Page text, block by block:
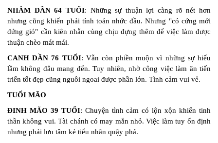
NHÂM DẦN 64 TUỔI: Những sự thuận lợi càng rõ nét hơn
nhưng cũng khiến phải tính toán nhức đầu. Nhưng "có cứng mới
đứng gió" cần kiên nhẫn cùng chịu đựng thêm để việc làm được
thuận chèo mát mái.
CANH DẦN 76 TUỔI: Vẫn còn phiền muộn vì những sự hiểu
lầm không đâu mang đến. Tuy nhiên, nhờ công việc làm ăn tiến
triển tốt đẹp cũng nguôi ngoai được phần lớn. Tình cảm vui vẻ.
TUỔI MÃO
ĐINH MÃO 39 TUỔI: Chuyện tình cảm có lộn xộn khiến tinh
thần không vui. Tài chánh có may mắn nhỏ. Việc làm tuy ổn định
nhưng phải lưu tâm kẻ tiểu nhân quậy phá.